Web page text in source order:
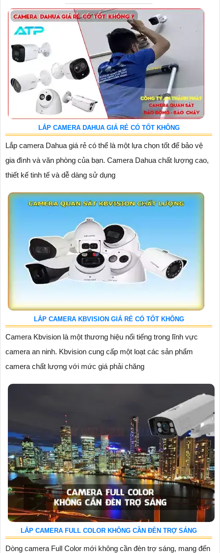
LẮP CAMERA DAHUA GIÁ RẺ CÓ TỐT KHÔNG
Lắp camera Dahua giá rẻ có thể là một lựa chọn tốt để bảo vệ
gia đình và văn phòng của bạn. Camera Dahua chất lượng cao,
thiết kế tinh tế và dễ dàng sử dụng
LẮP CAMERA KBVISION GIÁ RẺ CÓ TỐT KHÔNG
Camera Kbvision là một thương hiệu nổi tiếng trong lĩnh vực
camera an ninh. Kbvision cung cấp một loạt các sản phẩm
camera chất lượng với mức giá phải chăng
LẮP CAMERA FULL COLOR KHÔNG CẦN ĐÈN TRỢ SÁNG
Dòng camera Full Color mới không cần đèn trợ sáng, mang đến